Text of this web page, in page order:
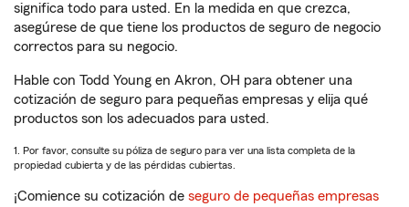
significa todo para usted. En la medida en que crezca,
asegúrese de que tiene los productos de seguro de negocio
correctos para su negocio.
Hable con Todd Young en Akron, OH para obtener una
cotización de seguro para pequeñas empresas y elija qué
productos son los adecuados para usted.
1. Por favor, consulte su póliza de seguro para ver una lista completa de la
propiedad cubierta y de las pérdidas cubiertas.
¡Comience su cotización de seguro de pequeñas empresas